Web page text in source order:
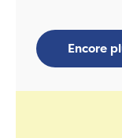
Encore